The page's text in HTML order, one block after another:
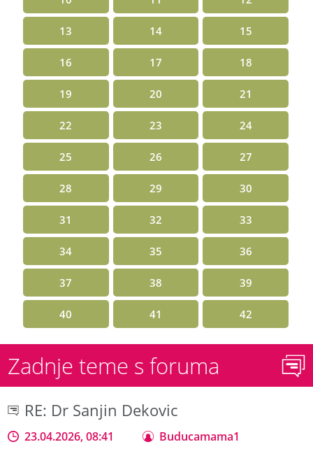
13 14 15
16 17 18
19 20 21
22 23 24
25 26 27
28 29 30
31 32 33
34 35 36
37 38 39
40 41 42
Zadnje teme s foruma
RE: Dr Sanjin Dekovic
23.04.2026, 08:41 Buducamama1